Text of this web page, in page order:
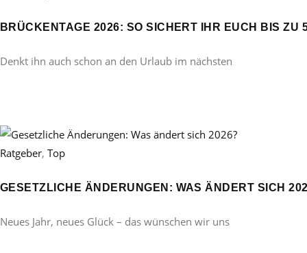
BRÜCKENTAGE 2026: SO SICHERT IHR EUCH BIS ZU
Denkt ihn auch schon an den Urlaub im nächsten
Ratgeber, Top
GESETZLICHE ÄNDERUNGEN: WAS ÄNDERT SICH
Neues Jahr, neues Glück – das wünschen wir uns